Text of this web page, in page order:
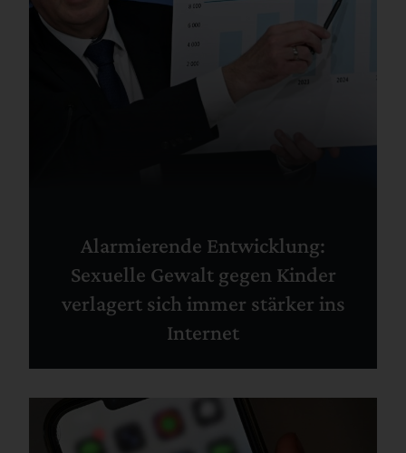
Alarmierende Entwicklung:
Sexuelle Gewalt gegen Kinder
verlagert sich immer stärker ins
Internet